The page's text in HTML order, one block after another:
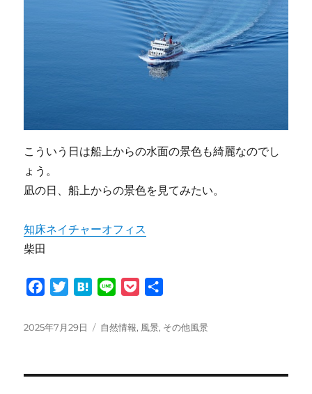
こういう日は船上からの水面の景色も綺麗なのでし
ょう。
凪の日、船上からの景色を見てみたい。
知床ネイチャーオフィス
柴田
c
o
i
e
H
t
a
n
c
t
投
2025年7月29日
カ
自然情報, 風景, その他風景